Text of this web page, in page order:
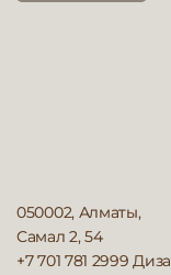
050002, Алматы,
Самал 2, 54
+7 701 781 2999